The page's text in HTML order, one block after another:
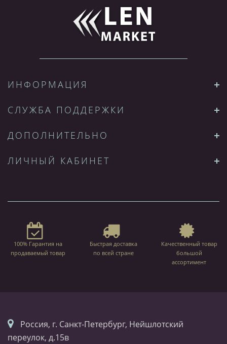
ИНФОРМАЦИЯ
СЛУЖБА ПОДДЕРЖКИ
ДОПОЛНИТЕЛЬНО
ЛИЧНЫЙ КАБИНЕТ
100% Гарантия на
продаваемый товар
Быстрая доставка
по всей стране
Качественный товар
большой
ассортимент
Россия, г. Санкт-Петербург, Нейшлотский
переулок, д.15в